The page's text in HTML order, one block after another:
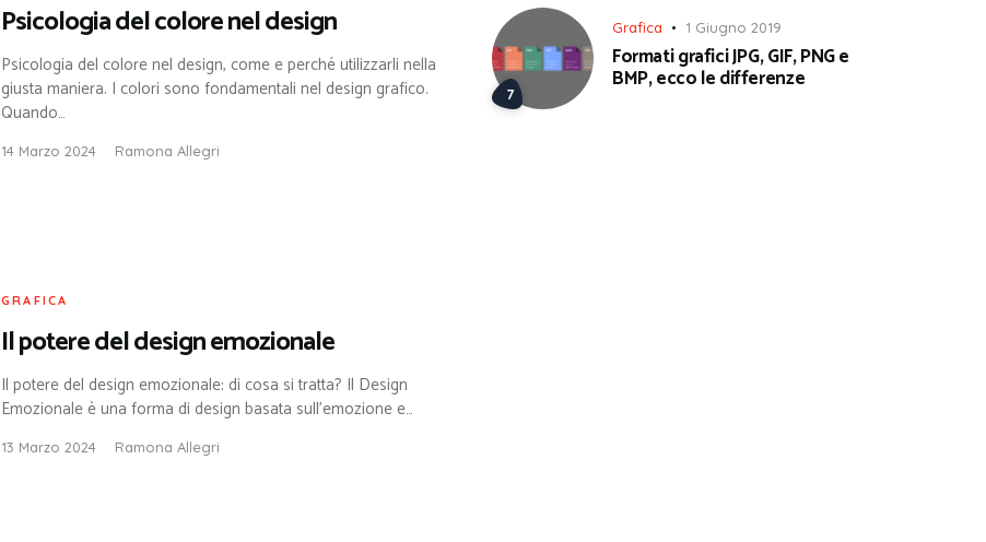
Psicologia del colore nel design
Psicologia del colore nel design, come e perché utilizzarli nella
giusta maniera. I colori sono fondamentali nel design grafico.
Quando…
14 Marzo 2024 Ramona Allegri
GRAFICA
Il potere del design emozionale
Il potere del design emozionale: di cosa si tratta? Il Design
Emozionale è una forma di design basata sull’emozione e…
13 Marzo 2024 Ramona Allegri
Grafica 1 Giugno 2019
Formati grafici JPG, GIF, PNG e
BMP, ecco le differenze